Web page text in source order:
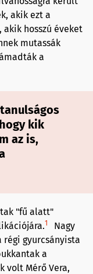
akik ezt a
akik hosszú éveket
mutassák
a
kik
az is,
"fű alatt"
1
Nagy
gyurcsányista
a
volt Mérő Vera,